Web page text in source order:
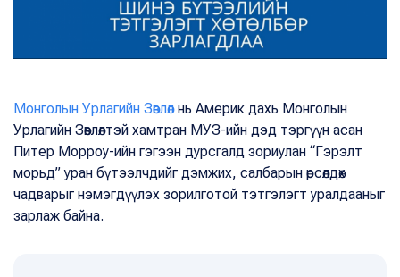
Монголын Урлагийн Зөвлөлнь Америк дахь Монголын
Урлагийн Зөвлөлтэй хамтран МУЗ-ийн дэд тэргүүн асан
Питер Морроу-ийн гэгээн дурсгалд зориулан “Гэрэлт
морьд” уран бүтээлчдийг дэмжих, салбарын өрсөлдөх
чадварыг нэмэгдүүлэх зорилготой тэтгэлэгт уралдааныг
зарлаж байна.